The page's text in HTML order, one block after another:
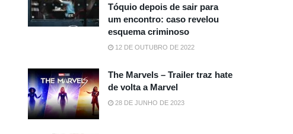
Tóquio depois de sair para
um encontro: caso revelou
esquema criminoso
12 DE OUTUBRO DE 2022
The Marvels – Trailer traz hate
de volta a Marvel
28 DE JUNHO DE 2023